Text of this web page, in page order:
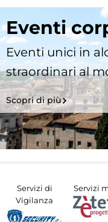
Eventi
Eventi unici in
straordinari al
Scopri di più
Servizi di
Vigilanza
Servizi